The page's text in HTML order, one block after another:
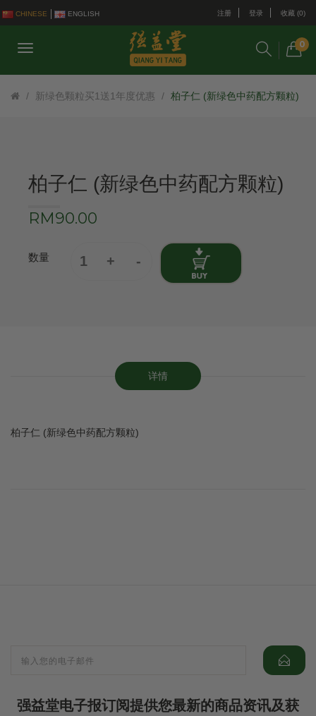
CHINESE ENGLISH 注册 登录 收藏 (0)
0
新绿色颗粒买1送1年度优惠 柏子仁 (新绿色中药配方颗粒)
柏子仁 (新绿色中药配方颗粒)
RM90.00
数量
详情
柏子仁 (新绿色中药配方颗粒)
强益堂电子报订阅提供您最新的商品资讯及获